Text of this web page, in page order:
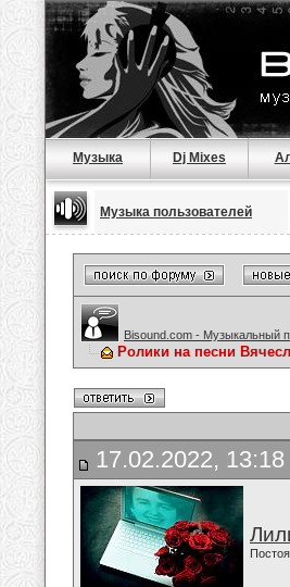
Музыка Dj Mixes
Музыка пользователей
Bisound.com - Музыкальный
Ролики на песни
17.02.2022, 13:18